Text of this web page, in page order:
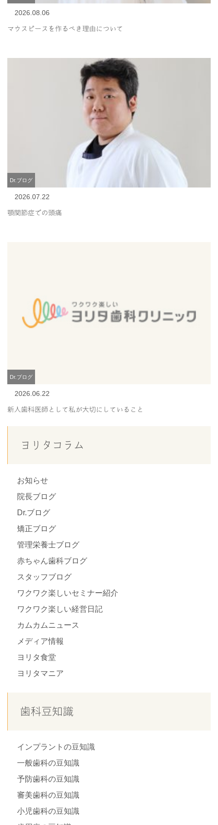
2026.08.06
マウスピースを作るべき理由について
Dr.ブログ
2026.07.22
顎関節症での頭痛
Dr.ブログ
2026.06.22
新人歯科医師として私が大切にしていること
ヨリタコラム
お知らせ
院長ブログ
Dr.ブログ
矯正ブログ
管理栄養士ブログ
赤ちゃん歯科ブログ
スタッフブログ
ワクワク楽しいセミナー紹介
ワクワク楽しい経営日記
カムカムニュース
メディア情報
ヨリタ食堂
ヨリタマニア
歯科豆知識
インプラントの豆知識
一般歯科の豆知識
予防歯科の豆知識
審美歯科の豆知識
小児歯科の豆知識